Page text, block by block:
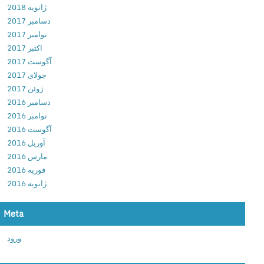
و
ا
م
ه
ک
ی
ر
د
ن
ف
ا
ی
ل
ه
n
a
l
ا
ن
و
د
پ
ل
ی
ر
ق
د
ت
ژانویه 2018
دسامبر 2017
نوامبر 2017
آگوست 2017
جولای 2017
ژوئن 2017
دسامبر 2016
نوامبر 2016
آگوست 2016
آوریل 2016
مارس 2016
فوریه 2016
ژانویه 2016
Meta